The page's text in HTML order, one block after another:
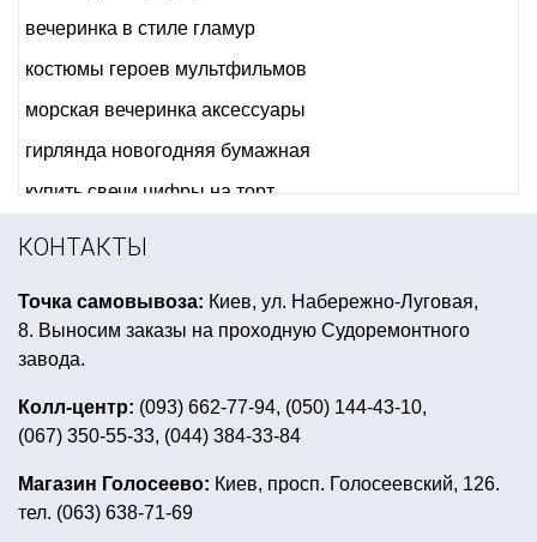
вечеринка в стиле гламур
костюмы героев мультфильмов
морская вечеринка аксессуары
гирлянда новогодняя бумажная
купить свечи цифры на торт
купить шары матовые воздушные
шарики в гавайском стиле
реквизит для девичника
тематический плакат
новогодние костюмы зверюшек
товары для первого дня рождения
оранжевая вечеринка
КОНТАКТЫ
Точка самовывоза: Киев, ул. Набережно-Луговая,
8. Выносим заказы на проходную Судоремонтного
завода.
Колл-центр: (093) 662-77-94, (050) 144-43-10,
(067) 350-55-33, (044) 384-33-84
Магазин Голосеево: Киев, просп. Голосеевский, 126.
тел. (063) 638-71-69